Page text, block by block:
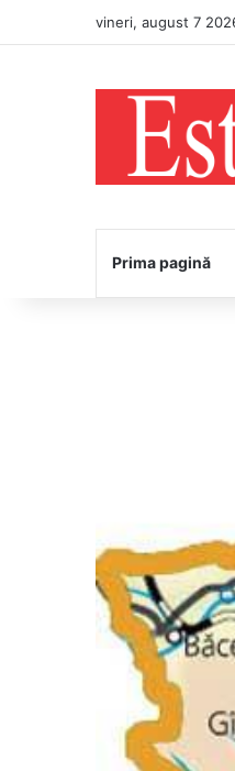
vineri, august 7
Prima pagină